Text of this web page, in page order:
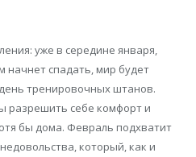
уже в середине января,
начнет спадать, мир будет
тренировочных штанов.
разрешить себе комфорт и
бы дома. Февраль подхватит
который, как и